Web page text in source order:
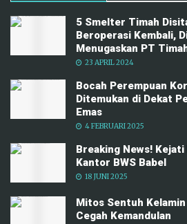
5 Smelter Timah
Beroperasi Kembali,
Menugaskan PT
23 APRIL 2024
Bocah Perempuan
Ditemukan di Dekat
Emas
4 FEBRUARI 2025
Breaking News! Kejati
Kantor BWS Babel
18 JUNI 2025
Mitos Sentuh
Cegah Kemandulan